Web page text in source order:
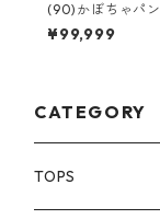
(90)かぼちゃパ
¥99,999
CATEGORY
TOPS